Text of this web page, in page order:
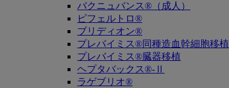
バクニュバンス®（成人）
ピフェルトロ®
ブリディオン®
プレバイミス®同種造血幹細胞移植
プレバイミス®臓器移植
ヘプタバックス®-Ⅱ
ラゲブリオ®